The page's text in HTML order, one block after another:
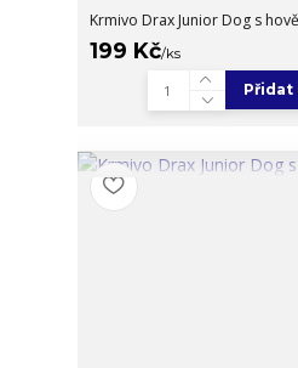
Krmivo Drax Junior Dog s
199 Kč/ks
Přidat